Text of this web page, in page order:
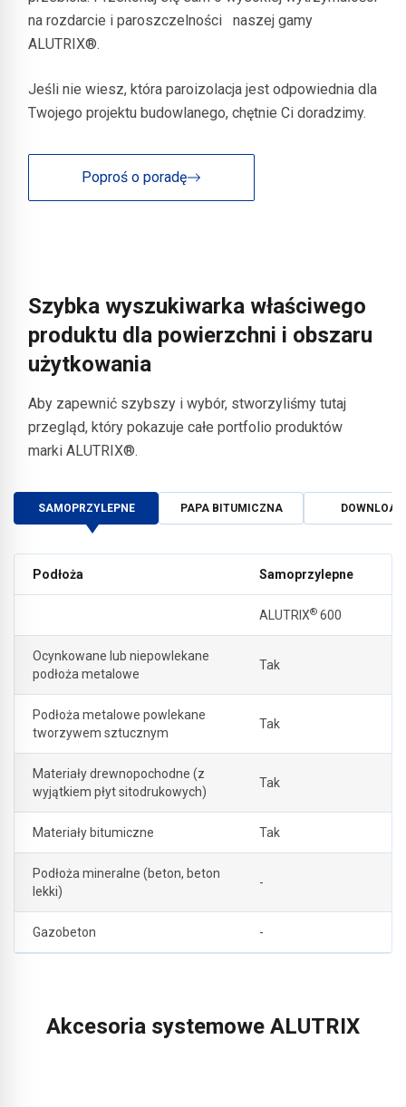
na rozdarcie i paroszczelności
naszej gamy
ALUTRIX®.
Jeśli nie wiesz, która paroizolacja jest odpowiednia dla
Twojego projektu budowlanego, chętnie Ci doradzimy.
Poproś o poradę
Szybka wyszukiwarka właściwego
produktu dla powierzchni i obszaru
użytkowania
Aby zapewnić szybszy i wybór, stworzyliśmy tutaj
przegląd, który pokazuje całe portfolio produktów
marki ALUTRIX®.
SAMOPRZYLEPNE PAPA BITUMICZNA
Podłoża Samoprzylepne
ALUTRIX® 600
Ocynkowane lub niepowlekane
podłoża metalowe
Tak
Podłoża metalowe powlekane
tworzywem sztucznym
Tak
Materiały drewnopochodne (z
wyjątkiem płyt sitodrukowych)
Tak
Materiały bitumiczne Tak
Podłoża mineralne (beton, beton
lekki)
-
Gazobeton -
Akcesoria systemowe ALUTRIX